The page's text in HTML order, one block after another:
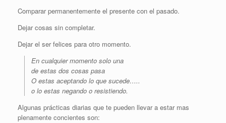
Comparar permanentemente el presente con el pasado.
Dejar cosas sin completar.
Dejar el ser felices para otro momento.
En cualquier momento solo una
de estas dos cosas pasa
O estas aceptando lo que sucede…..
o lo estas negando o resistiendo.
Algunas prácticas diarias que te pueden llevar a estar mas
plenamente concientes son: